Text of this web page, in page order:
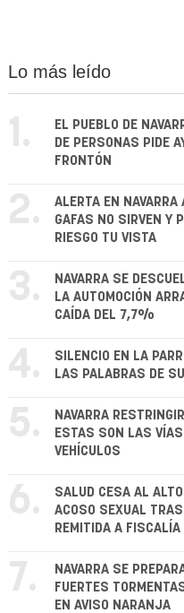
Lo más leído
1.
EL PUEBLO DE
DE PERSONAS PIDE
FRONTÓN
2.
ALERTA EN
GAFAS NO SIRVEN Y
RIESGO TU VISTA
3.
NAVARRA SE
LA AUTOMOCIÓN
CAÍDA DEL 7,7%
4.
SILENCIO EN LA
LAS PALABRAS DE
5.
NAVARRA
ESTAS SON LAS
VEHÍCULOS
6.
SALUD CESA AL
ACOSO SEXUAL
REMITIDA A FISCALÍA
7.
NAVARRA SE
FUERTES
EN AVISO NARANJA